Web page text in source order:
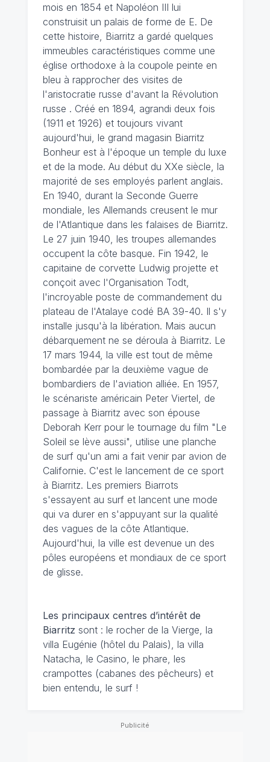
mois en 1854 et Napoléon III lui
construisit un palais de forme de E. De
cette histoire, Biarritz a gardé quelques
immeubles caractéristiques comme une
église orthodoxe à la coupole peinte en
bleu à rapprocher des visites de
l'aristocratie russe d'avant la Révolution
russe . Créé en 1894, agrandi deux fois
(1911 et 1926) et toujours vivant
aujourd'hui, le grand magasin Biarritz
Bonheur est à l'époque un temple du luxe
et de la mode. Au début du XXe siècle, la
majorité de ses employés parlent anglais.
En 1940, durant la Seconde Guerre
mondiale, les Allemands creusent le mur
de l'Atlantique dans les falaises de Biarritz.
Le 27 juin 1940, les troupes allemandes
occupent la côte basque. Fin 1942, le
capitaine de corvette Ludwig projette et
conçoit avec l'Organisation Todt,
l'incroyable poste de commandement du
plateau de l'Atalaye codé BA 39-40. Il s'y
installe jusqu'à la libération. Mais aucun
débarquement ne se déroula à Biarritz. Le
17 mars 1944, la ville est tout de même
bombardée par la deuxième vague de
bombardiers de l'aviation alliée. En 1957,
le scénariste américain Peter Viertel, de
passage à Biarritz avec son épouse
Deborah Kerr pour le tournage du film "Le
Soleil se lève aussi", utilise une planche
de surf qu'un ami a fait venir par avion de
Californie. C'est le lancement de ce sport
à Biarritz. Les premiers Biarrots
s'essayent au surf et lancent une mode
qui va durer en s'appuyant sur la qualité
des vagues de la côte Atlantique.
Aujourd'hui, la ville est devenue un des
pôles européens et mondiaux de ce sport
de glisse.
Les principaux centres d’intérêt de
Biarritz sont : le rocher de la Vierge, la
villa Eugénie (hôtel du Palais), la villa
Natacha, le Casino, le phare, les
crampottes (cabanes des pêcheurs) et
bien entendu, le surf !